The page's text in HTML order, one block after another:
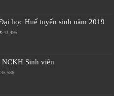
học Huế tuyển sinh năm 2019
43,495
NCKH Sinh viên
35,586